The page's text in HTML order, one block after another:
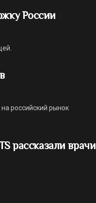
России
российский рынок
рассказали врачи